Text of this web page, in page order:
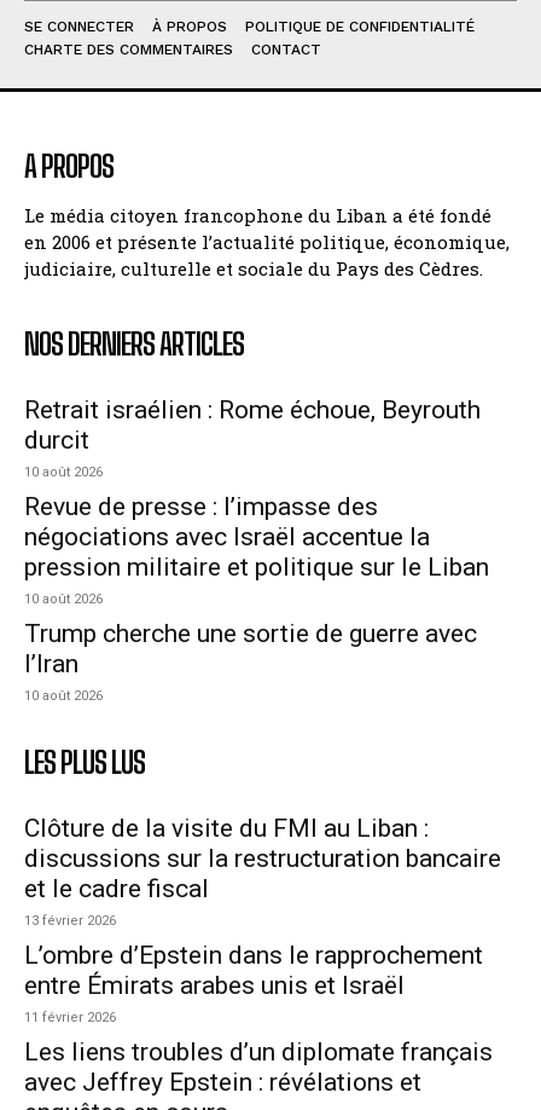
SE CONNECTER À PROPOS
POLITIQUE DE CONFIDENTIALITÉ
CHARTE DES COMMENTAIRES
CONTACT
A PROPOS
Le média citoyen francophone du Liban a été fondé
en 2006 et présente l’actualité politique, économique,
judiciaire, culturelle et sociale du Pays des Cèdres.
NOS DERNIERS ARTICLES
Retrait israélien : Rome échoue, Beyrouth
durcit
10 août 2026
Revue de presse : l’impasse des
négociations avec Israël accentue la
pression militaire et politique sur le Liban
10 août 2026
Trump cherche une sortie de guerre avec
l’Iran
10 août 2026
LES PLUS LUS
Clôture de la visite du FMI au Liban :
discussions sur la restructuration bancaire
et le cadre fiscal
13 février 2026
L’ombre d’Epstein dans le rapprochement
entre Émirats arabes unis et Israël
11 février 2026
Les liens troubles d’un diplomate français
avec Jeffrey Epstein : révélations et